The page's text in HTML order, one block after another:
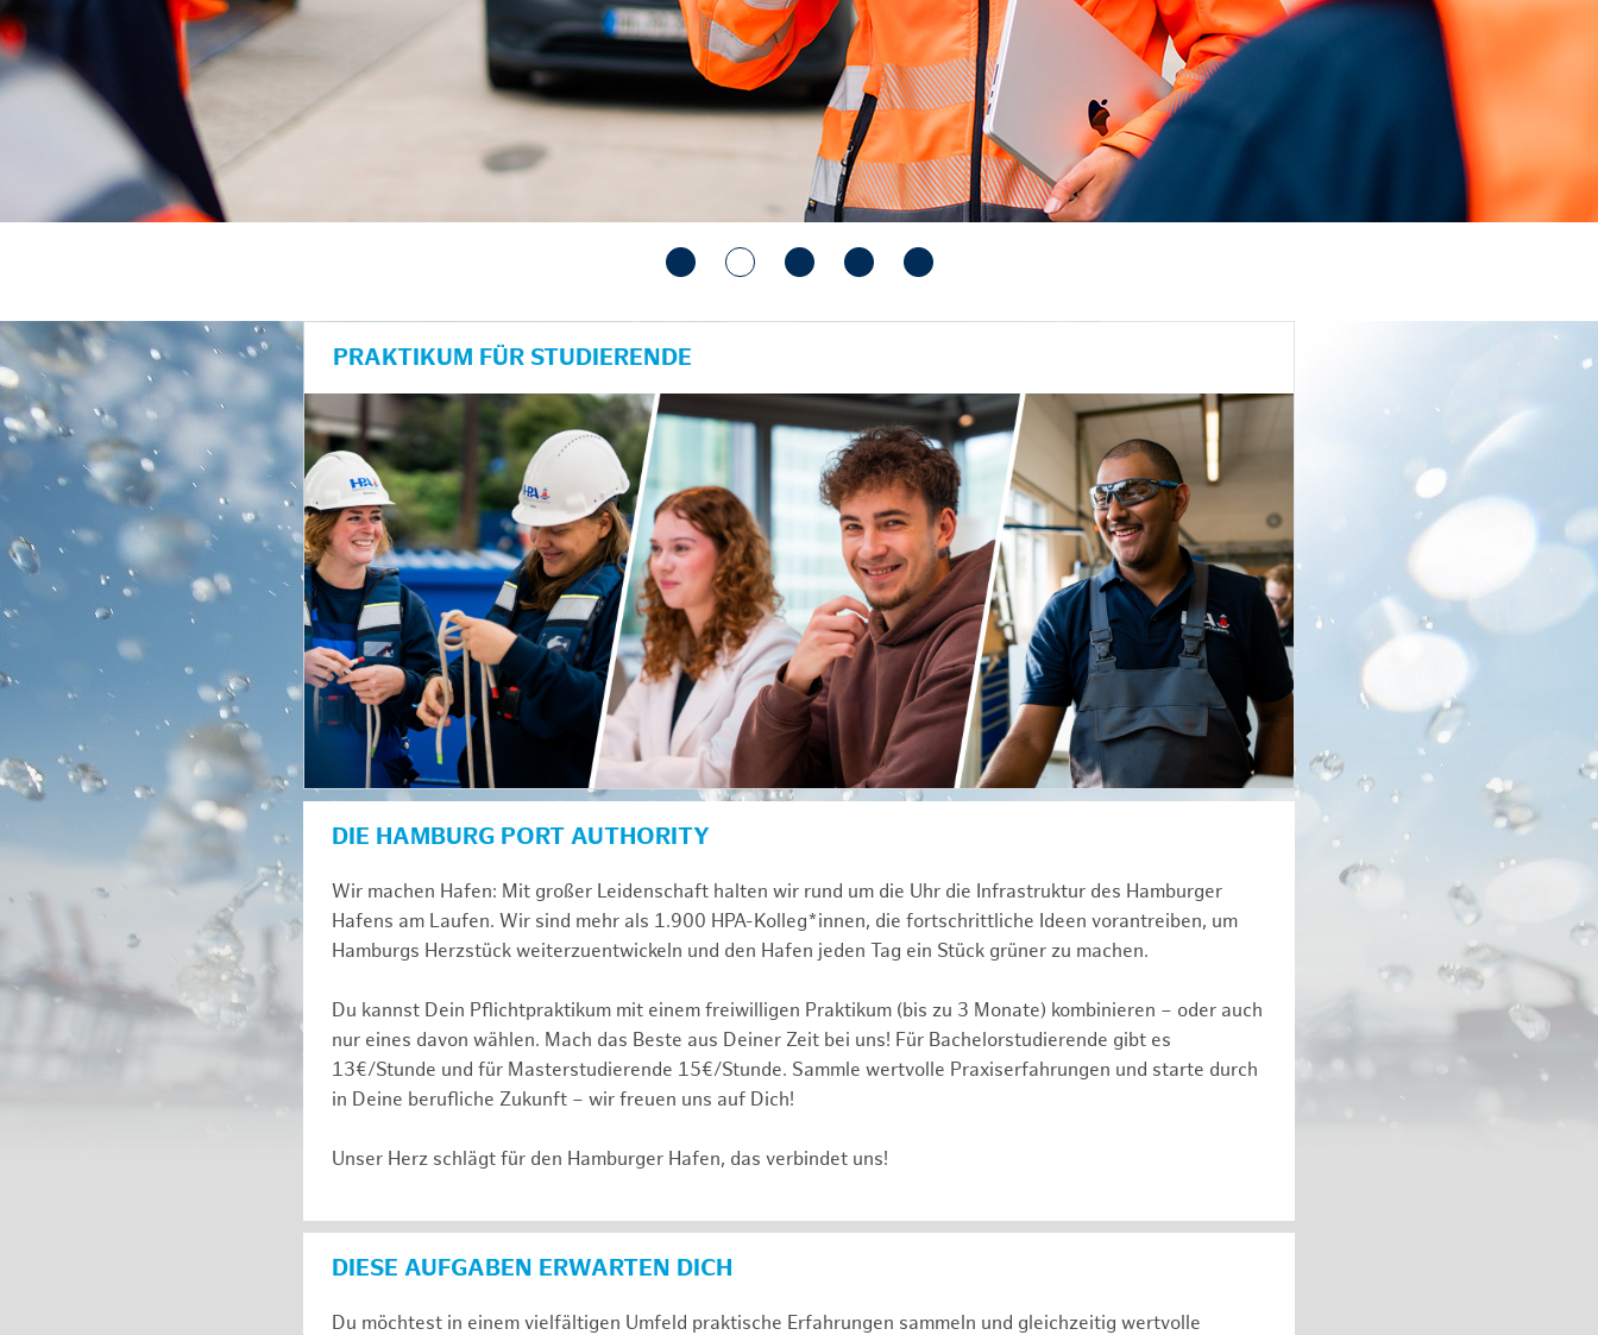
anzeigen/schließen
PRAKTIKUM FÜR STUDIERENDE
DIE HAMBURG PORT AUTHORITY
Wir machen Hafen: Mit großer Leidenschaft halten wir rund um die Uhr die Infrastruktur des Hamburger
Hafens am Laufen. Wir sind mehr als 1.900 HPA-Kolleg*innen, die fortschrittliche Ideen vorantreiben, um
Hamburgs Herzstück weiterzuentwickeln und den Hafen jeden Tag ein Stück grüner zu machen.
Du kannst Dein Pflichtpraktikum mit einem freiwilligen Praktikum (bis zu 3 Monate) kombinieren – oder auch
nur eines davon wählen. Mach das Beste aus Deiner Zeit bei uns! Für Bachelorstudierende gibt es
13€/Stunde und für Masterstudierende 15€/Stunde. Sammle wertvolle Praxiserfahrungen und starte durch
in Deine berufliche Zukunft – wir freuen uns auf Dich!
Unser Herz schlägt für den Hamburger Hafen, das verbindet uns!
DIESE AUFGABEN ERWARTEN DICH
Du möchtest in einem vielfältigen Umfeld praktische Erfahrungen sammeln und gleichzeitig wertvolle